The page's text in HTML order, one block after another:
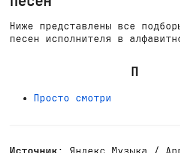
Ниже представлены все
песен исполнителя в
П
Просто смотри